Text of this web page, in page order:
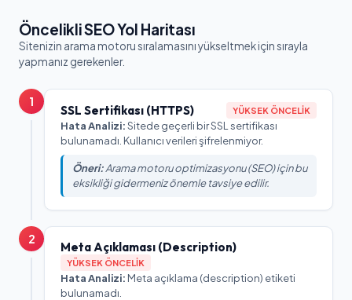
Öncelikli SEO Yol Haritası
Sitenizin arama motoru sıralamasını yükseltmek için sırayla
yapmanız gerekenler.
1
SSL Sertifikası (HTTPS) YÜKSEK ÖNCELIK
Hata Analizi:Sitede geçerli bir SSL sertifikası
bulunamadı. Kullanıcı verileri şifrelenmiyor.
Öneri:Arama motoru optimizasyonu (SEO) için bu
eksikliği gidermeniz önemle tavsiye edilir.
2
Meta Açıklaması (Description)
YÜKSEK ÖNCELIK
Hata Analizi: Meta açıklama (description) etiketi
bulunamadı.